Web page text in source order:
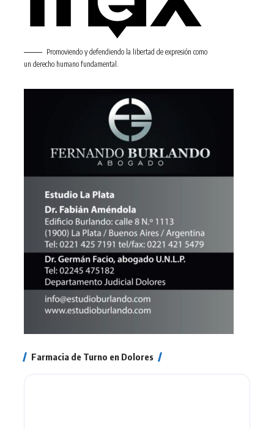
Promoviendo y defendiendo la libertad de expresión como
un derecho humano fundamental.
Farmacia de Turno en Dolores